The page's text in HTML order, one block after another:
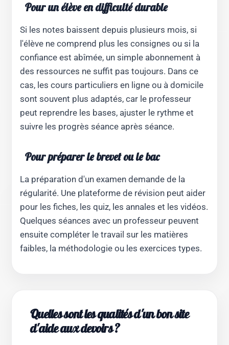
Pour un élève en difficulté durable
Si les notes baissent depuis plusieurs mois, si
l'élève ne comprend plus les consignes ou si la
confiance est abîmée, un simple abonnement à
des ressources ne suffit pas toujours. Dans ce
cas, les cours particuliers en ligne ou à domicile
sont souvent plus adaptés, car le professeur
peut reprendre les bases, ajuster le rythme et
suivre les progrès séance après séance.
Pour préparer le brevet ou le bac
La préparation d'un examen demande de la
régularité. Une plateforme de révision peut aider
pour les fiches, les quiz, les annales et les vidéos.
Quelques séances avec un professeur peuvent
ensuite compléter le travail sur les matières
faibles, la méthodologie ou les exercices types.
Quelles sont les qualités d'un bon site
d'aide aux devoirs ?